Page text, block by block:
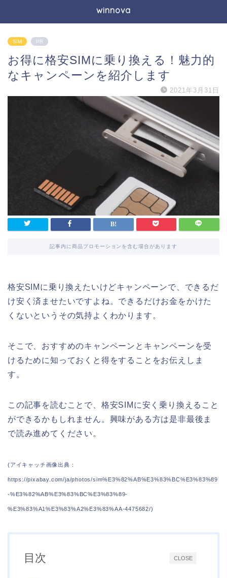
winnova
SIM PR
お得に格安SIMに乗り換える！魅力的
なキャンペーンを紹介します
2021年3月31日
記事内に商品プロモーションを含む場合があります
格安SIMに乗り換えたいけどキャンペーンで、できるだ
け安く済ませたいですよね。できるだけお金をかけた
くないというその気持よくわかります。
そこで、おすすめのキャンペーンとキャンペーンを受
けるために知っておくと得をすることをお伝えしま
す。
この記事を読むことで、格安SIMに安く乗り換えること
ができるかもしれません。興味がある方は是非最後ま
で読み進めてください。
(アイキャッチ画像出典：
https://pixabay.com/ja/photos/sim%E3%82%AB%E3%83%BC%E3%83%89
-%E3%82%AB%E3%83%BC%E3%83%89-
%E3%83%A1%E3%83%A2%E3%83%AA-4475682/)
CLOSE
目次